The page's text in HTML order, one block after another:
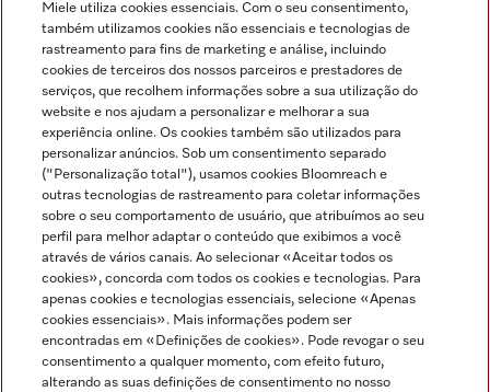
Indicações jurídicas
Condições gerais
Proteção de dados
Condições de utilização
Canal de Ética
Miele no Instagram
Miele no Facebook
Miele no Youtube
Miele utiliza cookies essenciais. Com o seu consentimento,
também utilizamos cookies não essenciais e tecnologias de
rastreamento para fins de marketing e análise, incluindo
cookies de terceiros dos nossos parceiros e prestadores de
serviços, que recolhem informações sobre a sua utilização do
website e nos ajudam a personalizar e melhorar a sua
experiência online. Os cookies também são utilizados para
personalizar anúncios. Sob um consentimento separado
("Personalização total"), usamos cookies Bloomreach e
outras tecnologias de rastreamento para coletar informações
sobre o seu comportamento de usuário, que atribuímos ao seu
perfil para melhor adaptar o conteúdo que exibimos a você
através de vários canais. Ao selecionar «Aceitar todos os
cookies», concorda com todos os cookies e tecnologias. Para
apenas cookies e tecnologias essenciais, selecione «Apenas
cookies essenciais». Mais informações podem ser
encontradas em «Definições de cookies». Pode revogar o seu
consentimento a qualquer momento, com efeito futuro,
alterando as suas definições de consentimento no nosso